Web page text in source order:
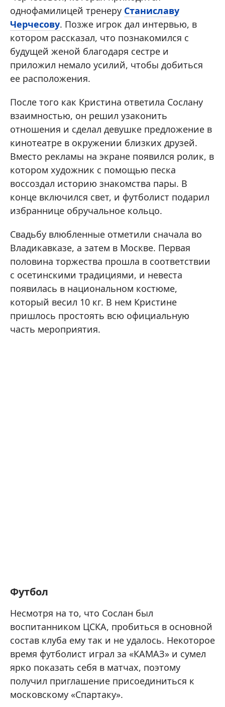
однофамилицей тренеру Станиславу
Черчесову. Позже игрок дал интервью, в
котором рассказал, что познакомился с
будущей женой благодаря сестре и
приложил немало усилий, чтобы добиться
ее расположения.
После того как Кристина ответила Сослану
взаимностью, он решил узаконить
отношения и сделал девушке предложение в
кинотеатре в окружении близких друзей.
Вместо рекламы на экране появился ролик, в
котором художник с помощью песка
воссоздал историю знакомства пары. В
конце включился свет, и футболист подарил
избраннице обручальное кольцо.
Свадьбу влюбленные отметили сначала во
Владикавказе, а затем в Москве. Первая
половина торжества прошла в соответствии
с осетинскими традициями, и невеста
появилась в национальном костюме,
который весил 10 кг. В нем Кристине
пришлось простоять всю официальную
часть мероприятия.
Футбол
Несмотря на то, что Сослан был
воспитанником ЦСКА, пробиться в основной
состав клуба ему так и не удалось. Некоторое
время футболист играл за «КАМАЗ» и сумел
ярко показать себя в матчах, поэтому
получил приглашение присоединиться к
московскому «Спартаку».